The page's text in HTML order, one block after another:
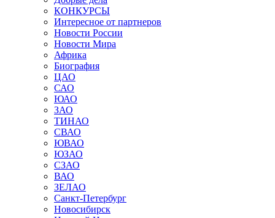
КОНКУРСЫ
Интересное от партнеров
Новости России
Новости Мира
Африка
Биография
ЦАО
САО
ЮАО
ЗАО
ТИНАО
СВАО
ЮВАО
ЮЗАО
СЗАО
ВАО
ЗЕЛАО
Санкт-Петербург
Новосибирск